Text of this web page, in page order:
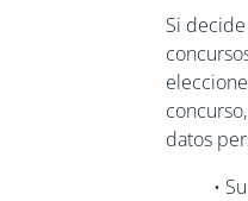
Si
datos
•